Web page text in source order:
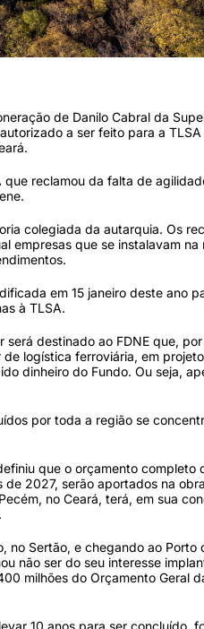
de Danilo Cabral da
a ser feito para a
reclamou da falta de
colegiada da autarquia. Os
empresas que se instalavam
em 15 janeiro deste ano
à TLSA.
destinado ao FDNE que,
logística ferroviária, em
dinheiro do Fundo. Ou seja,
por toda a região se
que o orçamento
2027, serão aportados na
no Ceará, terá, em sua
Sertão, e chegando ao Porto
não ser do seu interesse
milhões do Orçamento Geral
10 anos para ser concluído,